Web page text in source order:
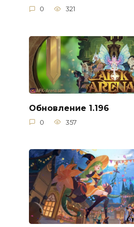
0 321
Обновление 1.196
0 357